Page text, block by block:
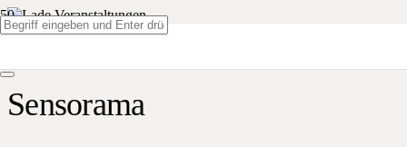
Sensorama